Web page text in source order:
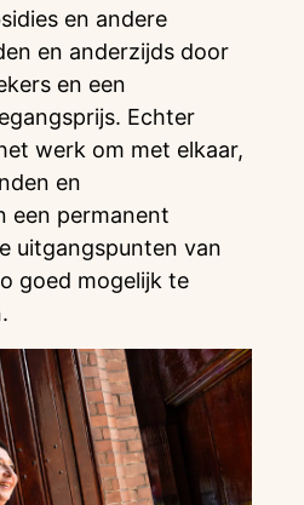
en andere
en anderzijds door
en een
Echter
werk om met elkaar,
en
een permanent
uitgangspunten van
goed mogelijk te